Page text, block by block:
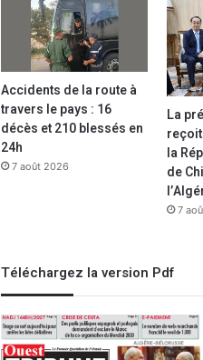
Accidents de la route à
travers le pays : 16
décès et 210 blessés en
24h
7 août 2026
La
la
de
7
Téléchargez la version Pdf